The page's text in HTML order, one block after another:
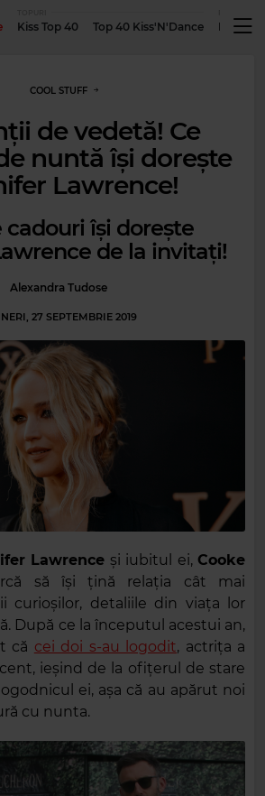
Kiss Top 40 Top 40 Kiss'N'Dance
COOL STUFF
de vedetă! Ce
nuntă îşi doreşte
Lawrence!
cadouri își dorește
de la invitați!
Alexandra Tudose
27 SEPTEMBRIE 2019
Lawrence și iubitul ei, Cooke
să își țină relația cât mai
curioșilor, detaliile din viața lor
După ce la începutul acestui an,
că cei doi s-au logodit, actriţa a
ieșind de la ofițerul de stare
ei, aşa că au apărut noi
cu nunta.